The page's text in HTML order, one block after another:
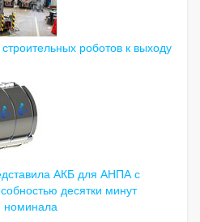
роботов к выходу
АКБ для АНПА с
десятки минут
номинала